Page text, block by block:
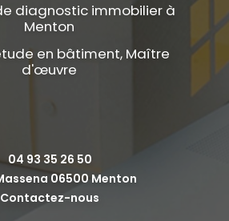
diagnostic immobilier à
Menton
en bâtiment, Maître
d'œuvre
04 93 35 26 50
06500 Menton
Contactez-nous